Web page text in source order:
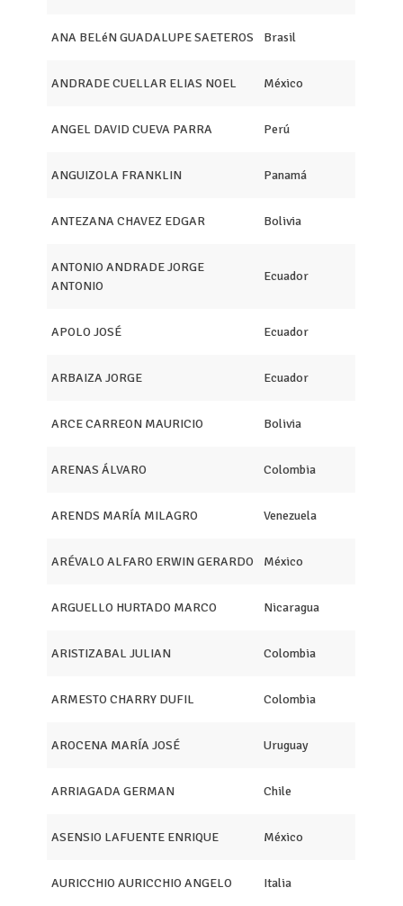
ANA BELéN GUADALUPE SAETEROS Brasil
ANDRADE CUELLAR ELIAS NOEL México
ANGEL DAVID CUEVA PARRA Perú
ANGUIZOLA FRANKLIN Panamá
ANTEZANA CHAVEZ EDGAR Bolivia
ANTONIO ANDRADE JORGE
ANTONIO
Ecuador
APOLO JOSÉ Ecuador
ARBAIZA JORGE Ecuador
ARCE CARREON MAURICIO Bolivia
ARENAS ÁLVARO Colombia
ARENDS MARÍA MILAGRO Venezuela
ARÉVALO ALFARO ERWIN GERARDO México
ARGUELLO HURTADO MARCO Nicaragua
ARISTIZABAL JULIAN Colombia
ARMESTO CHARRY DUFIL Colombia
AROCENA MARÍA JOSÉ Uruguay
ARRIAGADA GERMAN Chile
ASENSIO LAFUENTE ENRIQUE México
AURICCHIO AURICCHIO ANGELO Italia